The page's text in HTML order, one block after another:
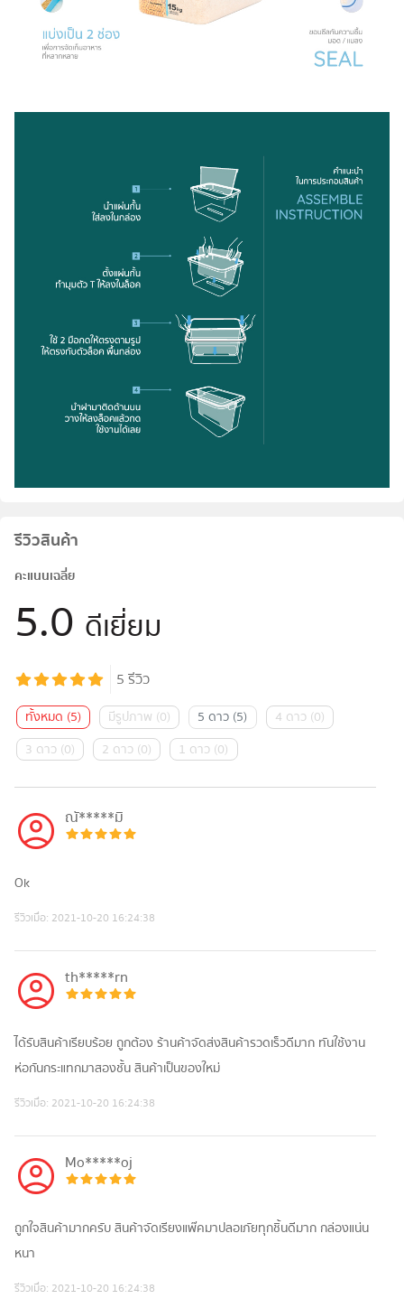
รีวิวสินค้า
คะแนนเฉลี่ย
5.0 ดีเยี่ยม
5รีวิว
ทั้งหมด (5) มีรูปภาพ (0) 5 ดาว (5) 4 ดาว (0)
3 ดาว (0) 2 ดาว (0) 1 ดาว (0)
ณั*****มิ
Ok
รีวิวเมื่อ: 2021-10-20 16:24:38
th*****rn
ได้รับสินค้าเรียบร้อย ถูกต้อง ร้านค้าจัดส่งสินค้ารวดเร็วดีมาก ทันใช้งาน
ห่อกันกระแทกมาสองชั้น สินค้าเป็นของใหม่
รีวิวเมื่อ: 2021-10-20 16:24:38
Mo*****oj
ถูกใจสินค้ามากครับ สินค้าจัดเรียงแพ๊คมาปลอเภัยทุกชิ้นดีมาก กล่องแน่น
หนา
รีวิวเมื่อ: 2021-10-20 16:24:38